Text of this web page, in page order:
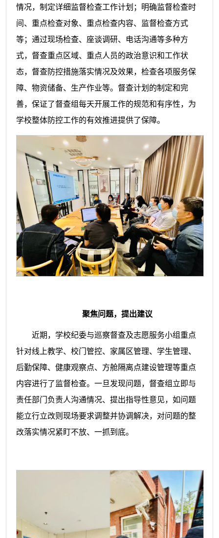
情况，制定详细监督检查工作计划；明确监督检查时
间、重点检查对象、重点检查内容、监督检查方式
等；通过现场检查、座谈调研、电话沟通等多种方
式，督查重点区域、重点人员的政治意识和工作状
态，督查防控措施落实情况及效果，检查各项服务保
障、物资储备、生产作业等。督查计划的制定和完
善，保证了督查组每天开展工作的规范和有序性，为
学校整体防控工作的有效推进提供了保障。
聚焦问题，提出建议
近期，学校纪委与巡察督查及志愿服务小组重点
针对线上教学、校门管控、家属区管理、学生管理、
后勤保障、健康观察点、方舱隔离点建设管理等重点
内容进行了监督检查。一旦发现问题，督查组立即与
责任部门负责人沟通情况、提出指导性意见，如问题
能立行立改则现场要求调整并协调解决，对问题的整
改落实情况紧盯不放、一抓到底。